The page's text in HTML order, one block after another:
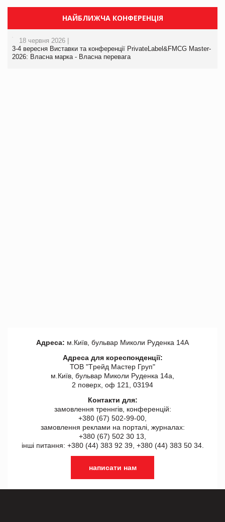
НАЙБЛИЖЧА КОНФЕРЕНЦІЯ
18 червня 2026 |
3-4 вересня Виставки та конференції PrivateLabel&FMCG Master-
2026: Власна марка - Власна перевага
Адреса: м.Київ, бульвар Миколи Руденка 14А
Адреса для кореспонденції:
ТОВ "Tрейд Мастер Груп"
м.Київ, бульвар Миколи Руденка 14а,
2 поверх, оф 121, 03194
Контакти для:
замовлення треннгів, конференцій:
+380 (67) 502-99-00,
замовлення реклами на порталі, журналах:
+380 (67) 502 30 13,
інші питання: +380 (44) 383 92 39, +380 (44) 383 50 34.
написати нам